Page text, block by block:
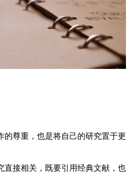
的尊重，也是将自己的研究置于更
直接相关，既要引用经典文献，也